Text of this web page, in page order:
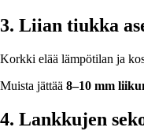
3. Liian tiukka
Korkki elää lämpötilan ja
Muista jättää 8–10 mm
4. Lankkujen